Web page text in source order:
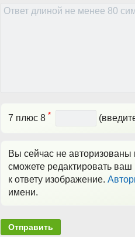
7 плюс 8 *
Вы сейчас не авторизованы
сможете редактировать ваш
к ответу изображение.
имени.
Отправить